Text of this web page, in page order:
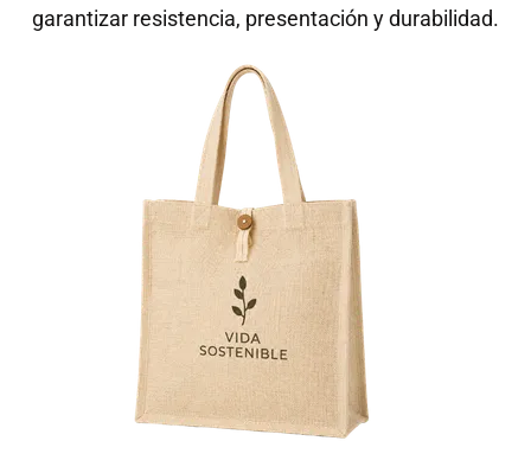
garantizar resistencia, presentación y durabilidad.